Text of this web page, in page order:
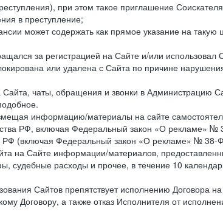
при этом такое приглашение
в преступление;
может содержать как прямое указание на такую
за регистрацией на Сайте и/или использовал
или удалена с Сайта по причине
Сайта, чаты, обращения и звонки в Администрацию
информацию/материалы на сайте
РФ, включая Федеральный закон «О рекламе» №
РФ (включая Федеральный закон «О рекламе» № 38-
на Сайте информации/материалов,
судебные расходы и прочее, в течение 10
Сайтов препятствует исполнению Договора на
Договору, а также отказ Исполнителя от